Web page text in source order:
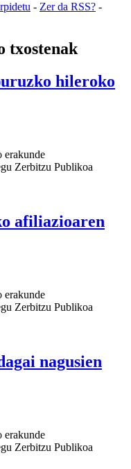
- Zer da RSS? -
txostenak
hileroko
erakunde
Zerbitzu Publikoa
afiliazioaren
erakunde
Zerbitzu Publikoa
nagusien
erakunde
Zerbitzu Publikoa